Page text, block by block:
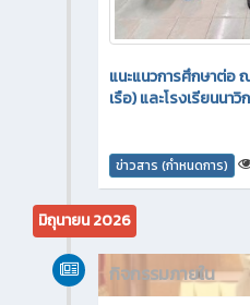
แนะแนวการศึกษาต่อ
เรือ) และโรงเรียนนา
ข่าวสาร (กำหนดการ)
มิถุนายน 2026
กิจกรรมภายใน